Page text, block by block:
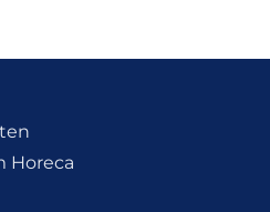
Horeca